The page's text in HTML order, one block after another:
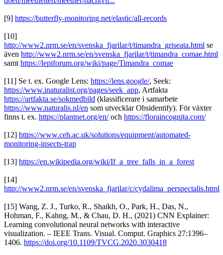
[9] https://butterfly-monitoring.net/elastic/all-records
[10]
http://www2.nrm.se/en/svenska_fjarilar/t/timandra_griseata.html se
även http://www2.nrm.se/en/svenska_fjarilar/t/timandra_comae.html
samt https://lepiforum.org/wiki/page/Timandra_comae
[11] Se t. ex. Google Lens: https://lens.google/, Seek:
https://www.inaturalist.org/pages/seek_app, Artfakta
https://artfakta.se/sokmedbild (klassificerare i samarbete
https://www.naturalis.nl/en som utvecklar Obsidentify). För växter
finns t. ex. https://plantnet.org/en/och https://floraincognita.com/
[12] https://www.ceh.ac.uk/solutions/equipment/automated-
monitoring-insects-trap
[13] https://en.wikipedia.org/wiki/If_a_tree_falls_in_a_forest
[14]
http://www2.nrm.se/en/svenska_fjarilar/c/cydalima_perspectalis.html
[15] Wang, Z. J., Turko, R., Shaikh, O., Park, H., Das, N.,
Hohman, F., Kahng, M., & Chau, D. H., (2021) CNN Explainer:
Learning convolutional neural networks with interactive
visualization. – IEEE Trans. Visual. Comput. Graphics 27:1396–
1406. https://doi.org/10.1109/TVCG.2020.3030418